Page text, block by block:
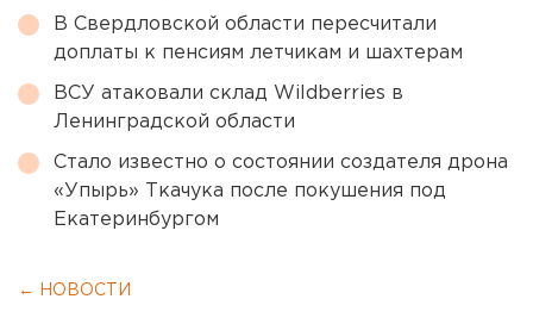
В Свердловской области пересчитали
доплаты к пенсиям летчикам и шахтерам
ВСУ атаковали склад Wildberries в
Ленинградской области
Стало известно о состоянии создателя дрона
«Упырь» Ткачука после покушения под
Екатеринбургом
← НОВОСТИ